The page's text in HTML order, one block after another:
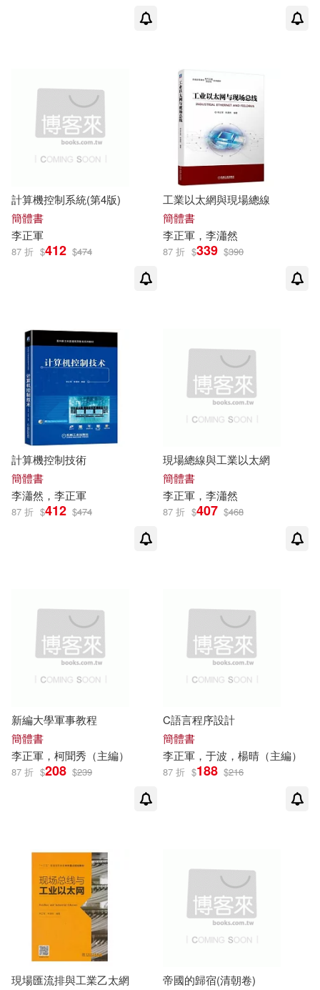
計算機控制系統(第4版)
簡體書
李正軍
87 折 $412 $474
工業以太網與現場總線
簡體書
李正軍 ，李瀟然
87 折 $339 $390
計算機控制技術
簡體書
李瀟然， 李正軍
87 折 $412 $474
現場總線與工業以太網
簡體書
李正軍 ，李瀟然
87 折 $407 $468
新編大學軍事教程
簡體書
李正軍 ，柯聞秀（主編）
87 折 $208 $239
C語言程序設計
簡體書
李正軍 ，于波，楊晴（主編）
87 折 $188 $216
現場匯流排與工業乙太網
帝國的歸宿(清朝卷)